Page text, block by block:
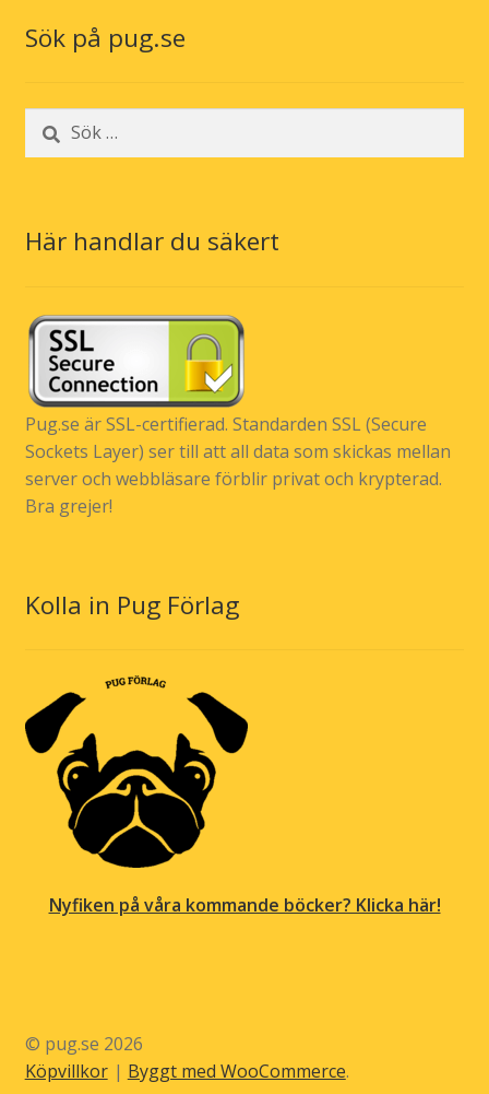
Sök på pug.se
Sök
efter:
Här handlar du säkert
Pug.se är SSL-certifierad. Standarden SSL (Secure
Sockets Layer) ser till att all data som skickas mellan
server och webbläsare förblir privat och krypterad.
Bra grejer!
Kolla in Pug Förlag
Nyfiken på våra kommande böcker? Klicka här!
© pug.se 2026
Köpvillkor
Byggt med WooCommerce.